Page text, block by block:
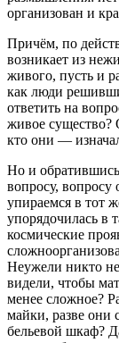
организован и
Причём, по
возникает из
живого, пусть и
как люди
ответить на
живое существо?
кто они —
Но и
вопросу,
упираемся в тот
упорядочилась в
космические
Неужели никто
видели, чтобы
менее сложное?
майки, разве они
бельевой шкаф?